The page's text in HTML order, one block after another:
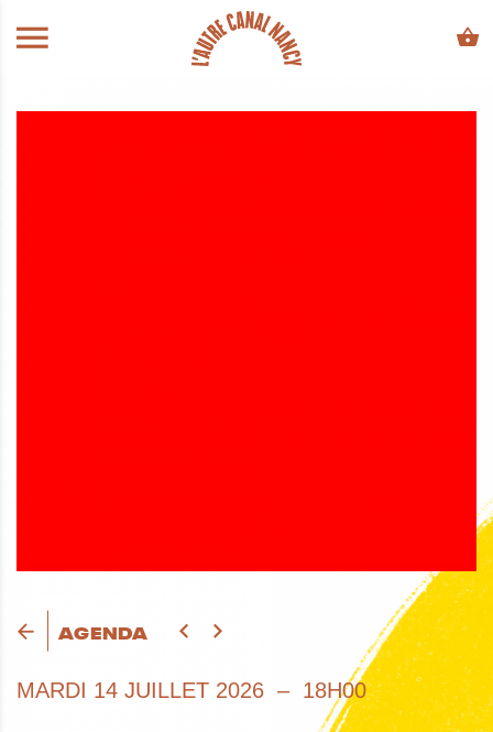
ALLER AU CONTENU PRINCIPAL
AGENDA
MARDI 14 JUILLET 2026 18H00